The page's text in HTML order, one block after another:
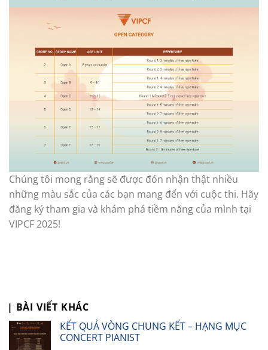
Chúng tôi mong rằng sẽ được đón nhận thật nhiều
những màu sắc của các bạn mang đến với cuộc thi. Hãy
đăng ký tham gia và khám phá tiềm năng của mình tại
VIPCF 2025!
| BÀI VIẾT KHÁC
KẾT QUẢ VÒNG CHUNG KẾT – HẠNG MỤC
CONCERT PIANIST